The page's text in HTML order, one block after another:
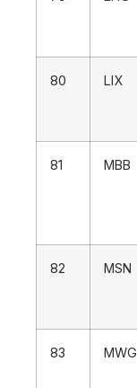
80 LIX
81 MBB
82 MSN
83 MWG